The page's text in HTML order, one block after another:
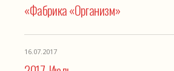
«Фабрика «Организм»
16.07.2017